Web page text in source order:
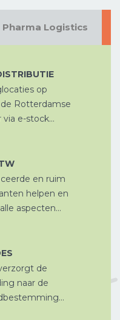
op
Rotterdamse
e-stock...
en ruim
helpen en
aspecten...
de
naar de
Pharma Logistics